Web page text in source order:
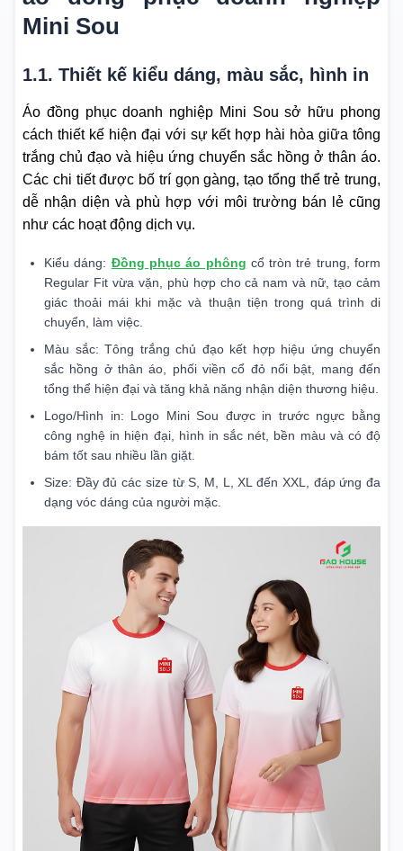
Mini Sou
1.1. Thiết kế kiểu dáng, màu sắc, hình in
Áo đồng phục doanh nghiệp Mini Sou sở hữu phong
cách thiết kế hiện đại với sự kết hợp hài hòa giữa tông
trắng chủ đạo và hiệu ứng chuyển sắc hồng ở thân áo.
Các chi tiết được bố trí gọn gàng, tạo tổng thể trẻ trung,
dễ nhận diện và phù hợp với môi trường bán lẻ cũng
như các hoạt động dịch vụ.
Kiểu dáng: Đồng phục áo phông cổ tròn trẻ trung, form
Regular Fit vừa vặn, phù hợp cho cả nam và nữ, tạo cảm
giác thoải mái khi mặc và thuận tiện trong quá trình di
chuyển, làm việc.
Màu sắc: Tông trắng chủ đạo kết hợp hiệu ứng chuyển
sắc hồng ở thân áo, phối viền cổ đỏ nổi bật, mang đến
tổng thể hiện đại và tăng khả năng nhận diện thương hiệu.
Logo/Hình in: Logo Mini Sou được in trước ngực bằng
công nghệ in hiện đại, hình in sắc nét, bền màu và có độ
bám tốt sau nhiều lần giặt.
Size: Đầy đủ các size từ S, M, L, XL đến XXL, đáp ứng đa
dạng vóc dáng của người mặc.